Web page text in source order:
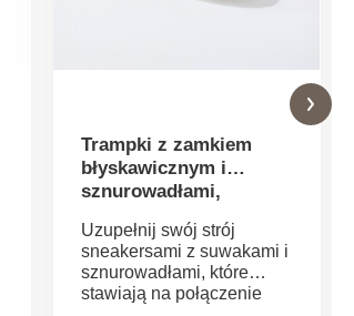
Trampki z zamkiem
błyskawicznym i
sznurowadłami,
Uzupełnij swój strój
sneakersami z suwakami i
sznurowadłami, które
stawiają na połączenie